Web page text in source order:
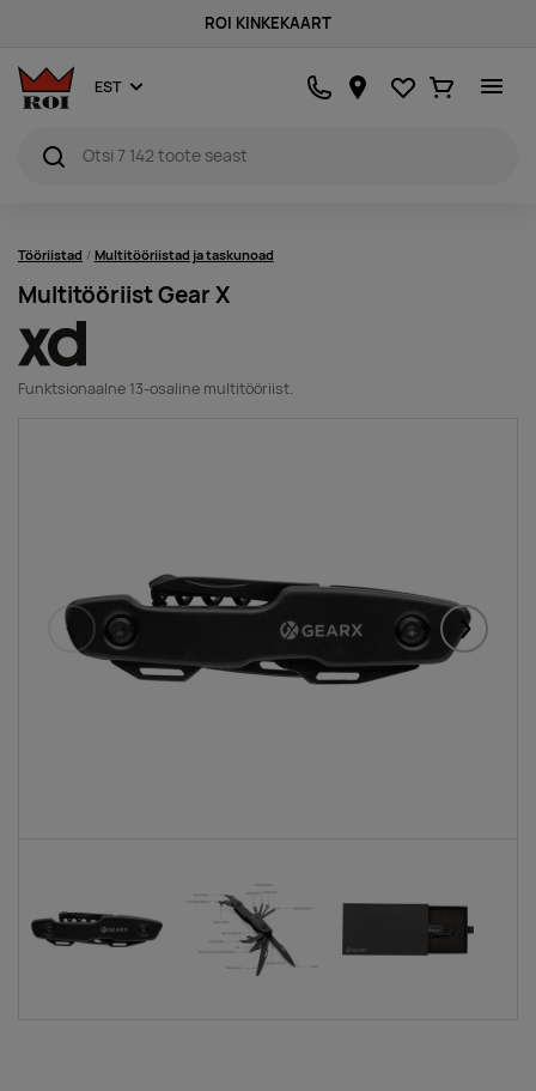
ROI KINKEKAART
EST Lemmikud
Ostukorv
Tööriistad Multitööriistad ja taskunoad
Multitööriist Gear X
Funktsionaalne 13-osaline multitööriist.
Eelmised